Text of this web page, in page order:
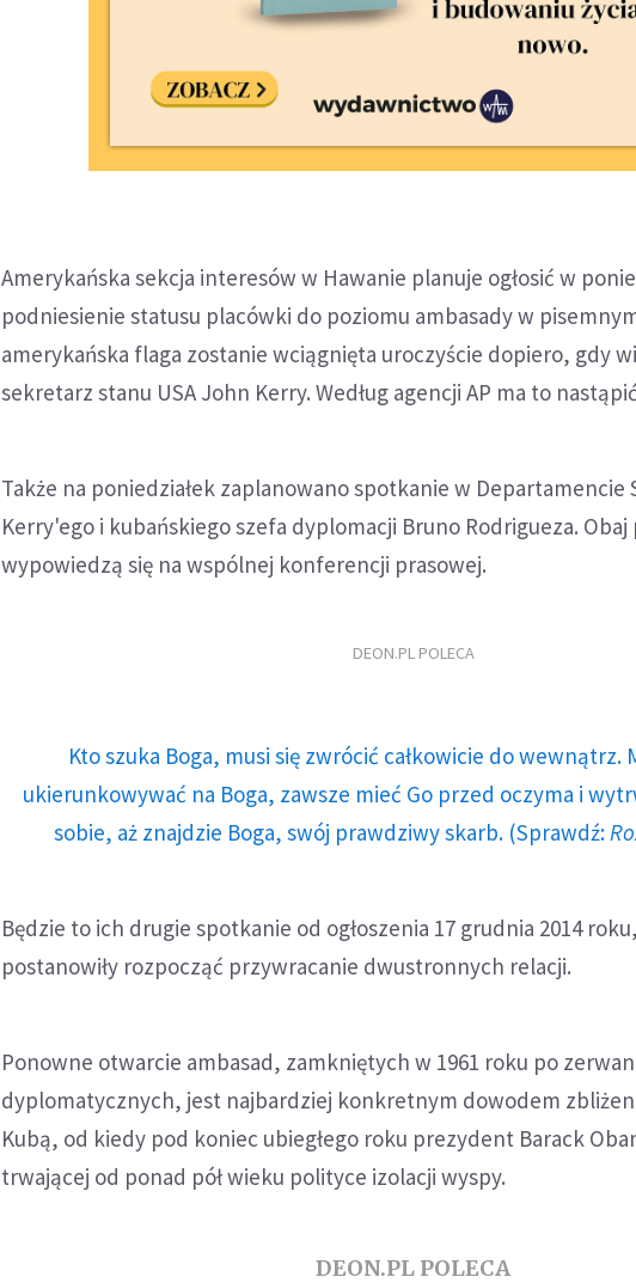
Amerykańska sekcja interesów w Hawanie planuje ogłosić w
podniesienie statusu placówki do poziomu ambasady w
amerykańska flaga zostanie wciągnięta uroczyście dopiero, gdy
sekretarz stanu USA John Kerry. Według agencji AP ma to
Także na poniedziałek zaplanowano spotkanie w Departamencie
Kerry'ego i kubańskiego szefa dyplomacji Bruno Rodrigueza.
wypowiedzą się na wspólnej konferencji prasowej.
DEON.PL POLECA
Kto szuka Boga, musi się zwrócić całkowicie do wewnątrz.
ukierunkowywać na Boga, zawsze mieć Go przed oczyma i
sobie, aż znajdzie Boga, swój prawdziwy skarb. (Sprawdź:
Będzie to ich drugie spotkanie od ogłoszenia 17 grudnia 2014
postanowiły rozpocząć przywracanie dwustronnych relacji.
Ponowne otwarcie ambasad, zamkniętych w 1961 roku po
dyplomatycznych, jest najbardziej konkretnym dowodem
Kubą, od kiedy pod koniec ubiegłego roku prezydent Barack
trwającej od ponad pół wieku polityce izolacji wyspy.
DEON.PL POLECA